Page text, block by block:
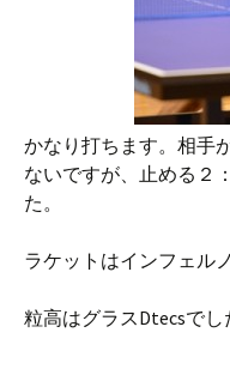
かなり打ちます。相手
ないですが、止める２
た。
ラケットはインフェルノ
粒高はグラスDtecsでし